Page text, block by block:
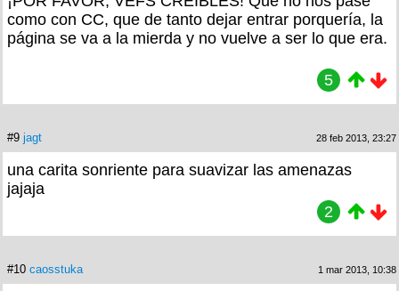
como con CC, que de tanto dejar entrar porquería, la
página se va a la mierda y no vuelve a ser lo que era.
5
#9 jagt 28 feb 2013, 23:27
una carita sonriente para suavizar las amenazas
jajaja
2
#10 caosstuka 1 mar 2013, 10:38